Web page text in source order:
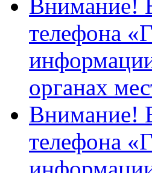
Внимание!
телефона
органах
Внимание!
телефона